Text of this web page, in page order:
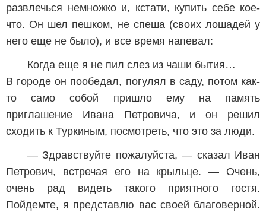
развлечься немножко и, кстати, купить себе кое-
что. Он шел пешком, не спеша (своих лошадей у
него еще не было), и все время напевал:
Когда еще я не пил слез из чаши бытия…
В городе он пообедал, погулял в саду, потом как-
то само собой пришло ему на память
приглашение Ивана Петровича, и он решил
сходить к Туркиным, посмотреть, что это за люди.
— Здравствуйте пожалуйста, — сказал Иван
Петрович, встречая его на крыльце. — Очень,
очень рад видеть такого приятного гостя.
Пойдемте, я представлю вас своей благоверной.